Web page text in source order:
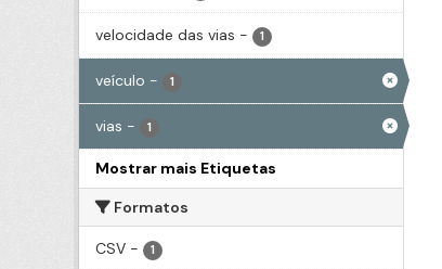
velocidade das vias - 1
veículo - 1
vias - 1
Mostrar mais Etiquetas
Formatos
CSV - 1